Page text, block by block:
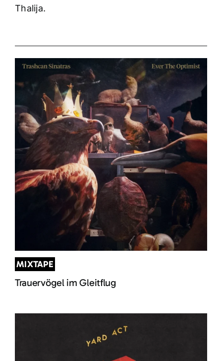
Thalija.
MIXTAPE
Trauervögel im Gleitflug